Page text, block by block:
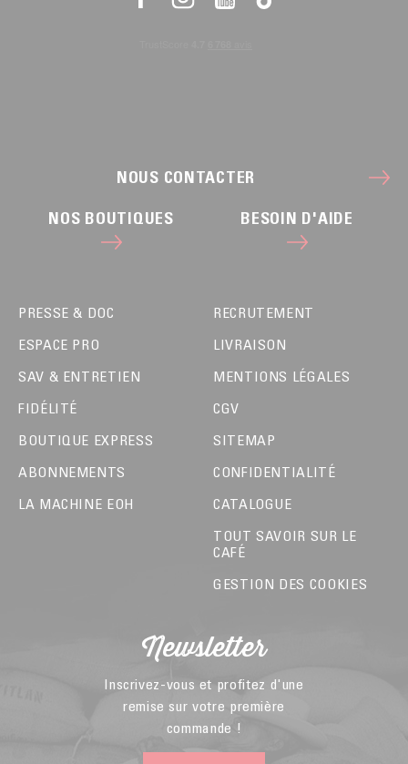
NOUS CONTACTER
NOS BOUTIQUES BESOIN D'AIDE
PRESSE & DOC
ESPACE PRO
SAV & ENTRETIEN
FIDÉLITÉ
BOUTIQUE EXPRESS
ABONNEMENTS
LA MACHINE EOH
RECRUTEMENT
LIVRAISON
MENTIONS LÉGALES
CGV
SITEMAP
CONFIDENTIALITÉ
CATALOGUE
TOUT SAVOIR SUR LE
CAFÉ
GESTION DES COOKIES
Newsletter
Inscrivez-vous et profitez d'une
remise sur votre première
commande !